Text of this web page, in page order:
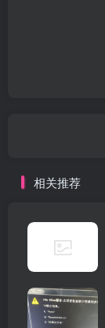
相关推荐